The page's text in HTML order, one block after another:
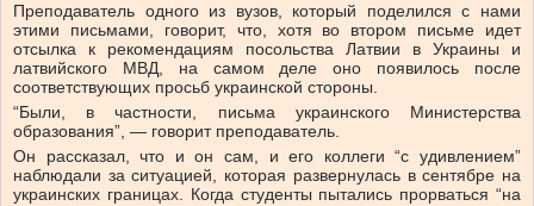
Преподаватель одного из вузов, который поделился с нами
этими письмами, говорит, что, хотя во втором письме идет
отсылка к рекомендациям посольства Латвии в Украины и
латвийского МВД, на самом деле оно появилось после
соответствующих просьб украинской стороны.
“Были, в частности, письма украинского Министерства
образования”, — говорит преподаватель.
Он рассказал, что и он сам, и его коллеги “с удивлением”
наблюдали за ситуацией, которая развернулась в сентябре на
украинских границах. Когда студенты пытались прорваться “на